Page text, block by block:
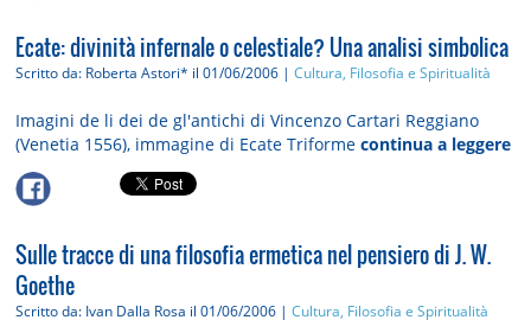
Ecate: divinità infernale o celestiale? Una analisi simbolica
Scritto da: Roberta Astori* il 01/06/2006 |Cultura, Filosofia e Spiritualità
Imagini de li dei de gl'antichi di Vincenzo Cartari Reggiano
(Venetia 1556), immagine di Ecate Triformecontinua a leggere
Sulle tracce di una filosofia ermetica nel pensiero di J. W.
Goethe
Scritto da: Ivan Dalla Rosa il 01/06/2006 |Cultura, Filosofia e Spiritualità